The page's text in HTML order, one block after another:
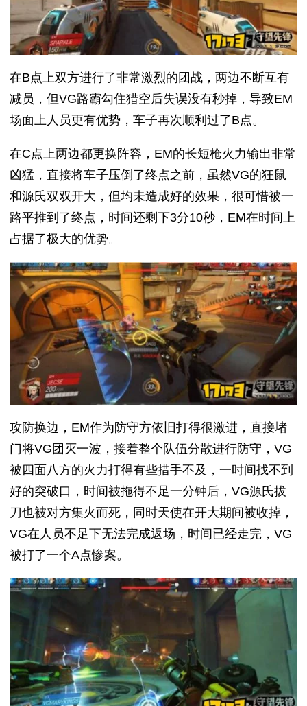
在B点上双方进行了非常激烈的团战，两边不断互有
减员，但VG路霸勾住猎空后失误没有秒掉，导致EM
场面上人员更有优势，车子再次顺利过了B点。
在C点上两边都更换阵容，EM的长短枪火力输出非常
凶猛，直接将车子压倒了终点之前，虽然VG的狂鼠
和源氏双双开大，但均未造成好的效果，很可惜被一
路平推到了终点，时间还剩下3分10秒，EM在时间上
占据了极大的优势。
攻防换边，EM作为防守方依旧打得很激进，直接堵
门将VG团灭一波，接着整个队伍分散进行防守，VG
被四面八方的火力打得有些措手不及，一时间找不到
好的突破口，时间被拖得不足一分钟后，VG源氏拔
刀也被对方集火而死，同时天使在开大期间被收掉，
VG在人员不足下无法完成返场，时间已经走完，VG
被打了一个A点惨案。